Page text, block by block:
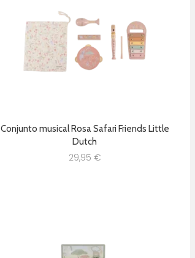
Conjunto musical Rosa Safari Friends Little
Dutch
29,95 €